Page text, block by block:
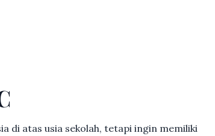
di atas usia sekolah, tetapi ingin memiliki